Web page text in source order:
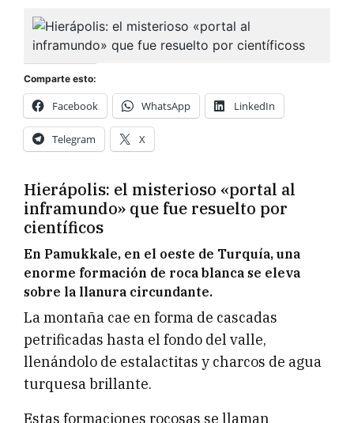
Comparte esto:
Facebook WhatsApp LinkedIn
Telegram X
Hierápolis: el misterioso «portal al
inframundo» que fue resuelto por
científicos
En Pamukkale, en el oeste de Turquía, una
enorme formación de roca blanca se eleva
sobre la llanura circundante.
La montaña cae en forma de cascadas
petrificadas hasta el fondo del valle,
llenándolo de estalactitas y charcos de agua
turquesa brillante.
Estas formaciones rocosas se llaman